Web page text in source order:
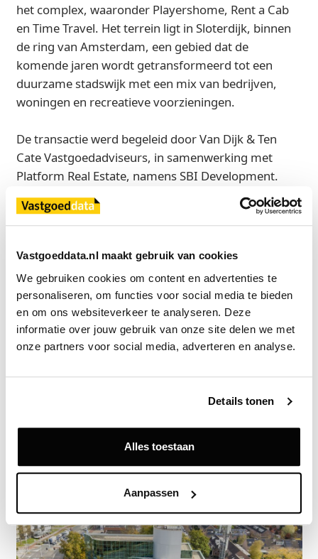
Vastgoeddata.nl maakt gebruik van cookies
We gebruiken cookies om content en advertenties te
personaliseren, om functies voor social media te bieden
en om ons websiteverkeer te analyseren. Deze
informatie over jouw gebruik van onze site delen we met
onze partners voor social media, adverteren en analyse.
Details tonen
Alles toestaan
Aanpassen
het complex, waaronder Playershome, Rent a Cab
en Time Travel. Het terrein ligt in Sloterdijk, binnen
de ring van Amsterdam, een gebied dat de
komende jaren wordt getransformeerd tot een
duurzame stadswijk met een mix van bedrijven,
woningen en recreatieve voorzieningen.
De transactie werd begeleid door Van Dijk & Ten
Cate Vastgoedadviseurs, in samenwerking met
Platform Real Estate, namens SBI Development.
Bron
Exclusief voor licentiehouders
Zie direct welke partijen en panden betrokken zijn bij dit nieuws.
Deze informatie is alleen beschikbaar voor licentiehouders van
Vastgoeddata.
Vraag een demo aan
Terug
Gerelateerde nieuwsberichten